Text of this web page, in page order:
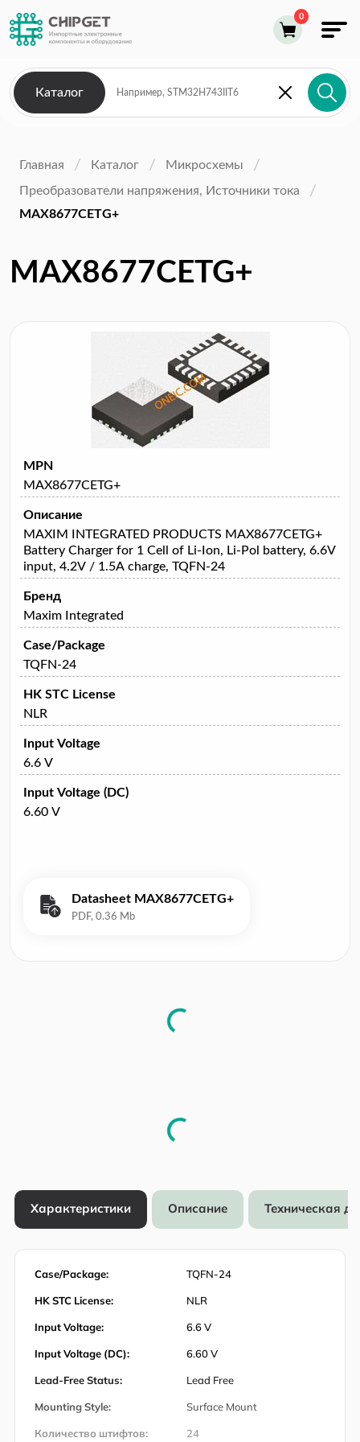
Каталог
Главная Каталог
Микросхемы
Преобразователи напряжения, Источники тока
MAX8677CETG+
MAX8677CETG+
MPN
MAX8677CETG+
Описание
MAXIM INTEGRATED PRODUCTS MAX8677CETG+
Battery Charger for 1 Cell of Li-Ion, Li-Pol battery, 6.6V
input, 4.2V / 1.5A charge, TQFN-24
Бренд
Maxim Integrated
Case/Package
TQFN-24
HK STC License
NLR
Input Voltage
6.6 V
Input Voltage (DC)
6.60 V
Datasheet MAX8677CETG+
Характеристики Описание Техническая
Case/Package: TQFN-24
HK STC License: NLR
Input Voltage: 6.6 V
Input Voltage (DC): 6.60 V
Lead-Free Status: Lead Free
Mounting Style: Surface Mount
Количество штифтов: 24